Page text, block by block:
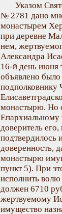
Указом
№ 2781 дано
монастырем
при деревне
нем,
Александра
16-й день июня
объявлено было
подполковнику
монастырю. Но
Епархиальному
доверитель
подтвердилось
доверенность,
монастырю
пункт 5). При
исполнить волю
должен 6710
жертвуемому
имущество